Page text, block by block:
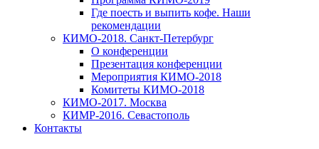
Где поесть и выпить кофе. Наши
рекомендации
КИМО-2018. Санкт-Петербург
О конференции
Презентация конференции
Мероприятия КИМО-2018
Комитеты КИМО-2018
КИМО-2017. Москва
КИМР-2016. Севастополь
Контакты